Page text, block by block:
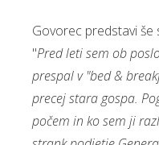
Govorec predstavi
"Pred leti sem ob
prespal v "bed &
precej stara gospa.
počem in ko sem ji